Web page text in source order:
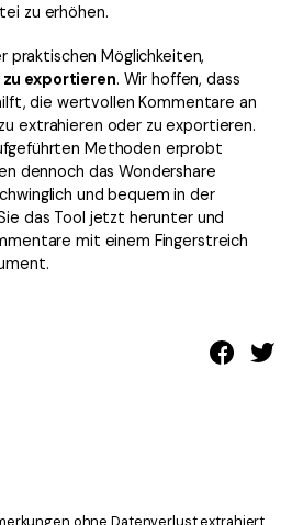
zu erhöhen.
praktischen Möglichkeiten,
zu exportieren. Wir hoffen, dass
die wertvollen Kommentare an
extrahieren oder zu exportieren.
Methoden erprobt
dennoch das Wondershare
und bequem in der
das Tool jetzt herunter und
mit einem Fingerstreich
ohne Datenverlust extrahiert